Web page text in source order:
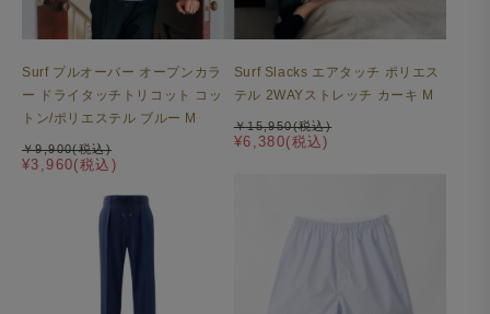
Surf プルオーバー オープンカラ
ー ドライタッチトリコット コッ
トン/ポリエステル ブルー M
¥3,960(税込)
￥9,900(税込)
Surf Slacks エアタッチ ポリエス
テル 2WAYストレッチ カーキ M
¥6,380(税込)
￥15,950(税込)